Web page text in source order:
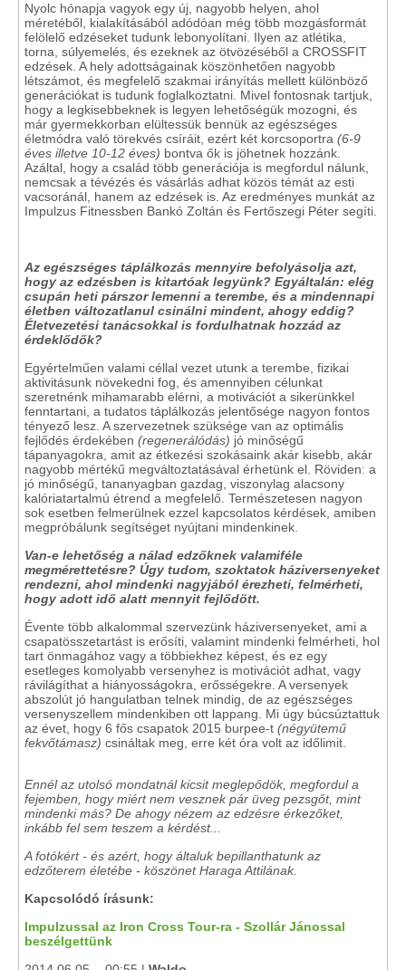
Nyolc hónapja vagyok egy új, nagyobb helyen, ahol
méretéből, kialakításából adódóan még több mozgásformát
felölelő edzéseket tudunk lebonyolítani. Ilyen az atlétika,
torna, súlyemelés, és ezeknek az ötvözéséből a CROSSFIT
edzések. A hely adottságainak köszönhetően nagyobb
létszámot, és megfelelő szakmai irányítás mellett különböző
generációkat is tudunk foglalkoztatni. Mivel fontosnak tartjuk,
hogy a legkisebbeknek is legyen lehetőségük mozogni, és
már gyermekkorban elültessük bennük az egészséges
életmódra való törekvés csíráit, ezért két korcsoportra (6-9
éves illetve 10-12 éves) bontva ők is jöhetnek hozzánk.
Azáltal, hogy a család több generációja is megfordul nálunk,
nemcsak a tévézés és vásárlás adhat közös témát az esti
vacsoránál, hanem az edzések is. Az eredményes munkát az
Impulzus Fitnessben Bankó Zoltán és Fertőszegi Péter segíti.
Az egészséges táplálkozás mennyire befolyásolja azt,
hogy az edzésben is kitartóak legyünk? Egyáltalán: elég
csupán heti párszor lemenni a terembe, és a mindennapi
életben változatlanul csinálni mindent, ahogy eddig?
Életvezetési tanácsokkal is fordulhatnak hozzád az
érdeklődők?
Egyértelműen valami céllal vezet utunk a terembe, fizikai
aktivitásunk növekedni fog, és amennyiben célunkat
szeretnénk mihamarabb elérni, a motivációt a sikerünkkel
fenntartani, a tudatos táplálkozás jelentősége nagyon fontos
tényező lesz. A szervezetnek szüksége van az optimális
fejlődés érdekében (regenerálódás) jó minőségű
tápanyagokra, amit az étkezési szokásaink akár kisebb, akár
nagyobb mértékű megváltoztatásával érhetünk el. Röviden: a
jó minőségű, tananyagban gazdag, viszonylag alacsony
kalóriatartalmú étrend a megfelelő. Természetesen nagyon
sok esetben felmerülnek ezzel kapcsolatos kérdések, amiben
megpróbálunk segítséget nyújtani mindenkinek.
Van-e lehetőség a nálad edzőknek valamiféle
megmérettetésre? Úgy tudom, szoktatok háziversenyeket
rendezni, ahol mindenki nagyjából érezheti, felmérheti,
hogy adott idő alatt mennyit fejlődött.
Évente több alkalommal szervezünk háziversenyeket, ami a
csapatösszetartást is erősíti, valamint mindenki felmérheti, hol
tart önmagához vagy a többiekhez képest, és ez egy
esetleges komolyabb versenyhez is motivációt adhat, vagy
rávilágíthat a hiányosságokra, erősségekre. A versenyek
abszolút jó hangulatban telnek mindig, de az egészséges
versenyszellem mindenkiben ott lappang. Mi úgy búcsúztattuk
az évet, hogy 6 fős csapatok 2015 burpee-t (négyütemű
fekvőtámasz) csináltak meg, erre két óra volt az időlimit.
Ennél az utolsó mondatnál kicsit meglepődök, megfordul a
fejemben, hogy miért nem vesznek pár üveg pezsgőt, mint
mindenki más? De ahogy nézem az edzésre érkezőket,
inkább fel sem teszem a kérdést...
A fotókért - és azért, hogy általuk bepillanthatunk az
edzőterem életébe - köszönet Haraga Attilának.
Kapcsolódó írásunk:
Impulzussal az Iron Cross Tour-ra - Szollár Jánossal
beszélgettünk